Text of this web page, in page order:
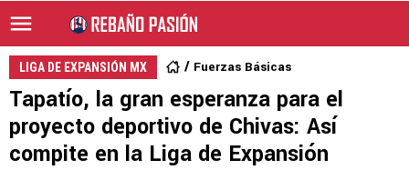
LIGA DE EXPANSIÓN MX Fuerzas Básicas
Tapatío, la gran esperanza para el
proyecto deportivo de Chivas: Así
compite en la Liga de Expansión